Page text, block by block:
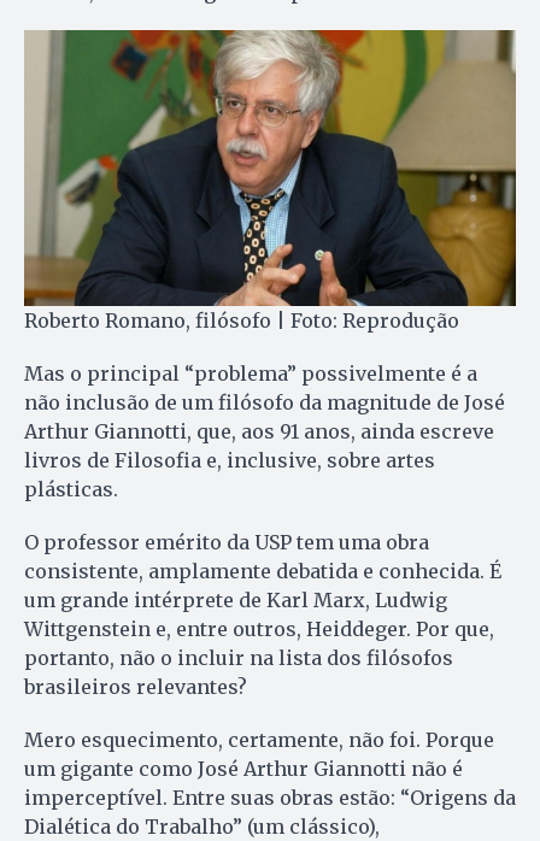
Roberto Romano, filósofo | Foto: Reprodução
Mas o principal “problema” possivelmente é a
não inclusão de um filósofo da magnitude de José
Arthur Giannotti, que, aos 91 anos, ainda escreve
livros de Filosofia e, inclusive, sobre artes
plásticas.
O professor emérito da USP tem uma obra
consistente, amplamente debatida e conhecida. É
um grande intérprete de Karl Marx, Ludwig
Wittgenstein e, entre outros, Heiddeger. Por que,
portanto, não o incluir na lista dos filósofos
brasileiros relevantes?
Mero esquecimento, certamente, não foi. Porque
um gigante como José Arthur Giannotti não é
imperceptível. Entre suas obras estão: “Origens da
Dialética do Trabalho” (um clássico),